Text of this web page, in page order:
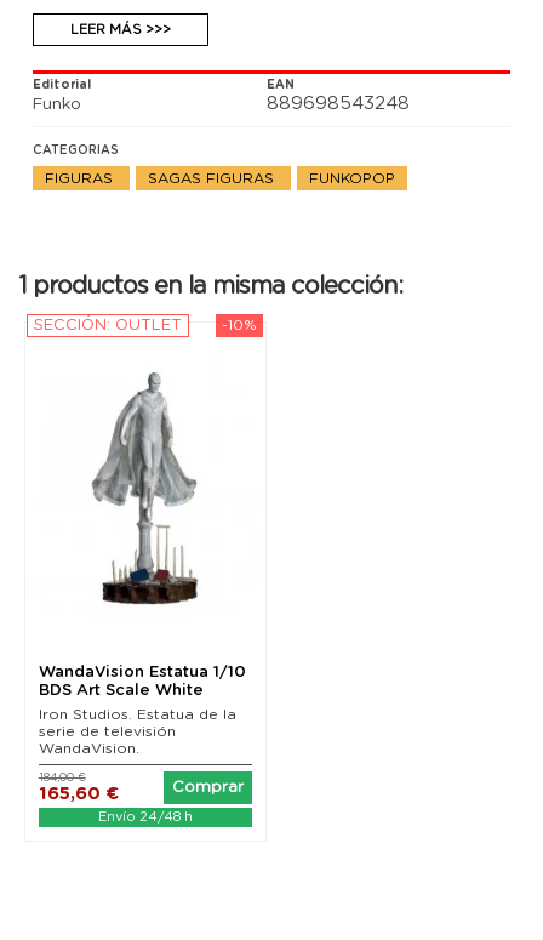
LEER MÁS >>>
Editorial
Funko
EAN
889698543248
CATEGORIAS
FIGURAS SAGAS FIGURAS FUNKOPOP
1 productos en la misma colección:
-10%
SECCIÓN: OUTLET
WandaVision Estatua 1/10
BDS Art Scale White
Vision 33 cm
Iron Studios. Estatua de la
serie de televisión
WandaVision.
165,60 €
184,00 €
Comprar
Envío 24/48 h